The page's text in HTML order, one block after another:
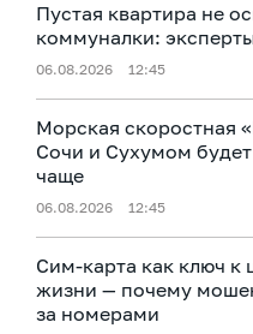
Пустая квартира не
коммуналки:
06.08.2026 12:45
Морская скоростная
Сочи и Сухумом
чаще
06.08.2026 12:45
Сим-карта как ключ к
жизни — почему
за номерами